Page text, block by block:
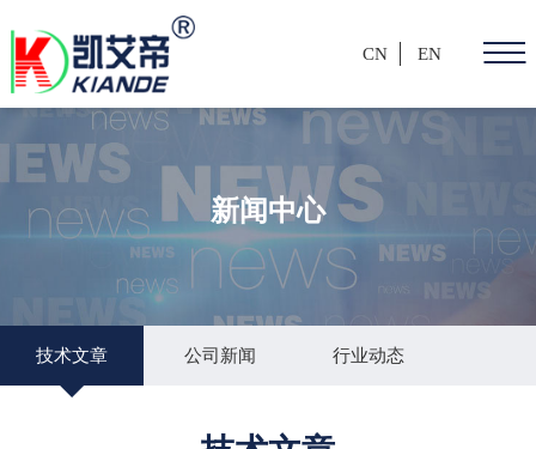
CN EN
新闻中心
技术文章 公司新闻 行业动态